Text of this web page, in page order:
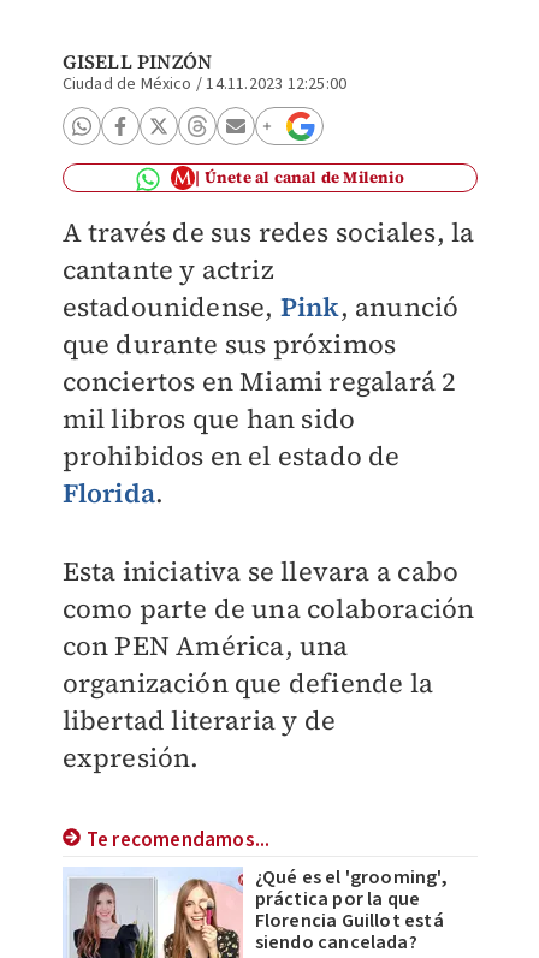
GISELL PINZÓN
Ciudad de México /14.11.2023 12:25:00
Únete al canal de Milenio
A través de sus redes sociales, la
cantante y actriz
estadounidense, Pink, anunció
que durante sus próximos
conciertos en Miami regalará 2
mil libros que han sido
prohibidos en el estado de
Florida.
Esta iniciativa se llevara a cabo
como parte de una colaboración
conPEN América, una
organización que defiende la
libertad literaria y de
expresión.
Te recomendamos...
¿Qué es el 'grooming',
práctica por la que
Florencia Guillot está
siendo cancelada?